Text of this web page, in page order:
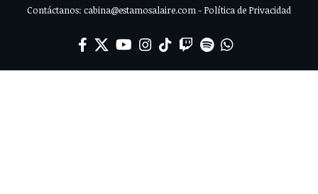
Contáctanos: cabina@estamosalaire.com - Política de Privacidad